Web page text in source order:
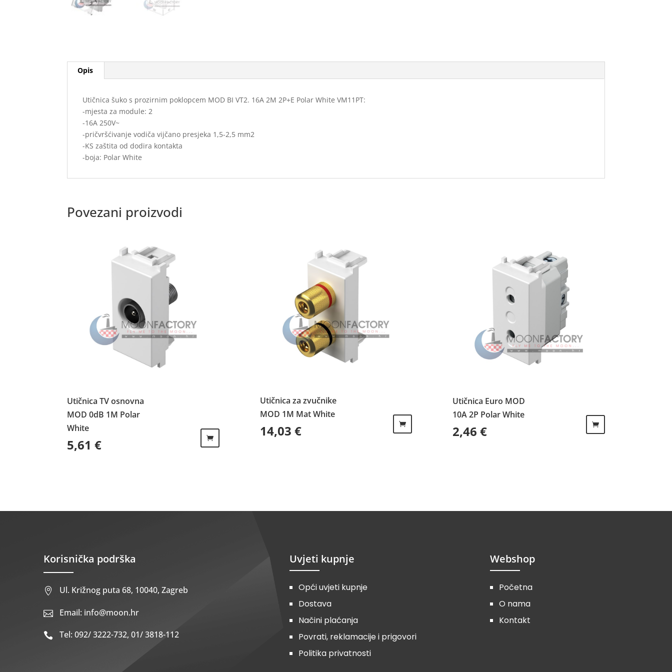
Opis
Utičnica šuko s prozirnim poklopcem MOD BI VT2. 16A 2M 2P+E Polar White VM11PT:
-mjesta za module: 2
-16A 250V~
-pričvršćivanje vodiča vijčano presjeka 1,5-2,5 mm2
-KS zaštita od dodira kontakta
-boja: Polar White
Povezani proizvodi
Utičnica TV osnovna
MOD 0dB 1M Polar
White
5,61€
Utičnica za zvučnike
MOD 1M Mat White
14,03 €
Utičnica Euro MOD
10A 2P Polar White
2,46 €
Korisnička podrška
 Ul. Križnog puta 68, 10040, Zagreb
 Email: info@moon.hr
 Tel: 092/ 3222-732, 01/ 3818-112
Uvjeti kupnje
Opći uvjeti kupnje
Dostava
Načini plaćanja
Povrati, reklamacije i prigovori
Politika privatnosti
Webshop
Početna
O nama
Kontakt